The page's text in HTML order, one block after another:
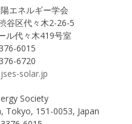
エネルギー学会
谷区代々木2-26-5
木419号室
6015
6720
solar.jp
Society
Tokyo, 151-0053, Japan